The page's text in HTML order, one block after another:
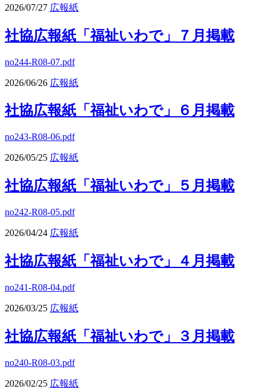
2026/07/27 広報紙
社協広報紙「福祉いわで」７月掲載
no244-R08-07.pdf
2026/06/26 広報紙
社協広報紙「福祉いわで」６月掲載
no243-R08-06.pdf
2026/05/25 広報紙
社協広報紙「福祉いわで」５月掲載
no242-R08-05.pdf
2026/04/24 広報紙
社協広報紙「福祉いわで」４月掲載
no241-R08-04.pdf
2026/03/25 広報紙
社協広報紙「福祉いわで」３月掲載
no240-R08-03.pdf
2026/02/25 広報紙